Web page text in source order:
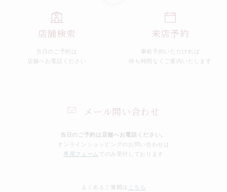
メール問い合わせ
当日のご予約は店舗へお電話ください。
オンラインショッピングのお問い合わせは
専用フォーム
でのみ受付しております
店舗検索
当日のご予約は
店舗へお電話ください
来店予約
事前予約いただければ
待ち時間なくご案内いたします
よくあるご質問は こちら